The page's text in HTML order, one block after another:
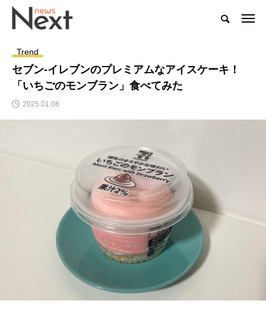
Trend
セブン-イレブンのプレミアムなアイスケーキ！
「いちごのモンブラン」食べてみた
2025.01.08